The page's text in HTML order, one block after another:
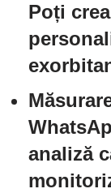
Poți
analiză